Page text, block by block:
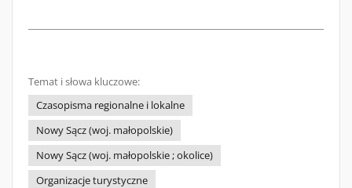
Temat i słowa kluczowe:
Czasopisma regionalne i lokalne
Nowy Sącz (woj. małopolskie)
Nowy Sącz (woj. małopolskie ; okolice)
Organizacje turystyczne